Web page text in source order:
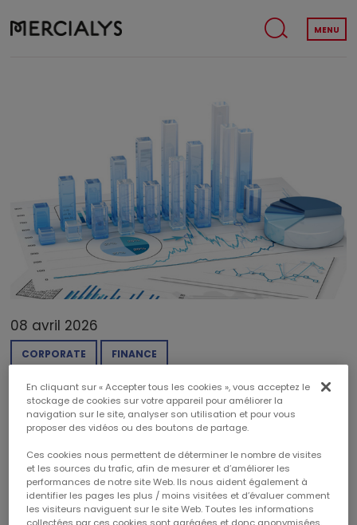
MENU
08 avril 2026
CORPORATE FINANCE
ACQUISITION D’UN RETAIL PARK DE 8.200 M2.
RENFORCEMENT DU LEADERSHIP DE SHOP•PARK
TOULOUSE
Une acquisition stratégique immédiatement
relutive
Mercialys annonce l’acquisition, auprès d’un investisseur
En cliquant sur « Accepter tous les cookies », vous acceptez le
stockage de cookies sur votre appareil pour améliorer la
navigation sur le site, analyser son utilisation et pour vous
proposer des vidéos ou des boutons de partage.
Ces cookies nous permettent de déterminer le nombre de visites
et les sources du trafic, afin de mesurer et d’améliorer les
performances de notre site Web. Ils nous aident également à
identifier les pages les plus / moins visitées et d’évaluer comment
les visiteurs naviguent sur le site Web. Toutes les informations